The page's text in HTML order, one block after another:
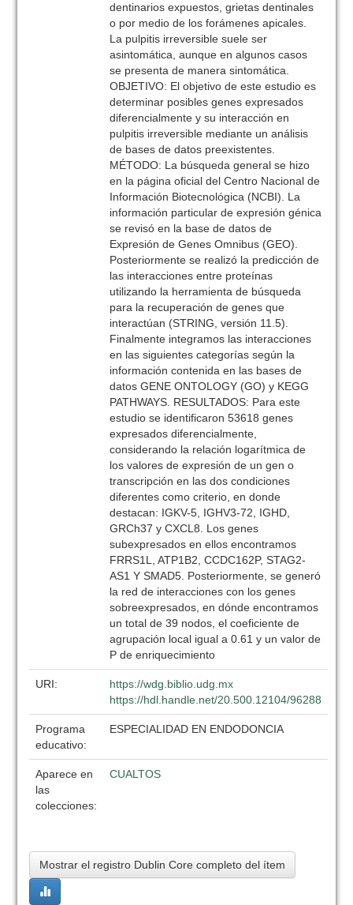
dentinarios expuestos, grietas dentinales
o por medio de los forámenes apicales.
La pulpitis irreversible suele ser
asintomática, aunque en algunos casos
se presenta de manera sintomática.
OBJETIVO: El objetivo de este estudio es
determinar posibles genes expresados
diferencialmente y su interacción en
pulpitis irreversible mediante un análisis
de bases de datos preexistentes.
MÉTODO: La búsqueda general se hizo
en la página oficial del Centro Nacional de
Información Biotecnológica (NCBI). La
información particular de expresión génica
se revisó en la base de datos de
Expresión de Genes Omnibus (GEO).
Posteriormente se realizó la predicción de
las interacciones entre proteínas
utilizando la herramienta de búsqueda
para la recuperación de genes que
interactúan (STRING, versión 11.5).
Finalmente integramos las interacciones
en las siguientes categorías según la
información contenida en las bases de
datos GENE ONTOLOGY (GO) y KEGG
PATHWAYS. RESULTADOS: Para este
estudio se identificaron 53618 genes
expresados diferencialmente,
considerando la relación logarítmica de
los valores de expresión de un gen o
transcripción en las dos condiciones
diferentes como criterio, en donde
destacan: IGKV-5, IGHV3-72, IGHD,
GRCh37 y CXCL8. Los genes
subexpresados en ellos encontramos
FRRS1L, ATP1B2, CCDC162P, STAG2-
AS1 Y SMAD5. Posteriormente, se generó
la red de interacciones con los genes
sobreexpresados, en dónde encontramos
un total de 39 nodos, el coeficiente de
agrupación local igual a 0.61 y un valor de
P de enriquecimiento
URI:
https://wdg.biblio.udg.mx
https://hdl.handle.net/20.500.12104/96288
Programa
educativo:
ESPECIALIDAD EN ENDODONCIA
Aparece en
las
colecciones:
CUALTOS
Mostrar el registro Dublin Core completo del ítem